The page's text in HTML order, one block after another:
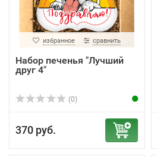
избранное сравнить
Набор печенья "Лучший
друг 4"
(0)
370 руб.